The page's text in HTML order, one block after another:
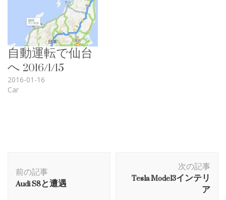
自動運転で仙台
へ 2016/1/15
2016-01-16
Car
稿
ナ
前の記事
Audi S8と遭遇
次の記事
Tesla Model3インテリ
ア